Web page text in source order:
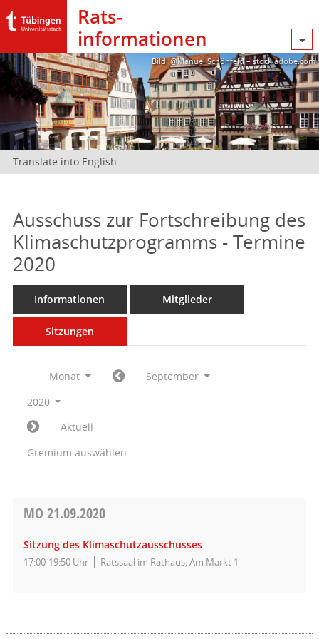
Rats­
informationen
Bild: @Manuel Schönfeld – stock.adobe.com
Translate into English
Ausschuss zur Fortschreibung des
Klimaschutzprogramms - Termine
2020
Informationen Mitglieder
Sitzungen
Monat
September
2020
Aktuell
Gremium auswählen
MO 21.09.2020
Sitzung des Klimaschutzausschusses
17:00-19:50 Uhr Ratssaal im Rathaus, Am Markt 1